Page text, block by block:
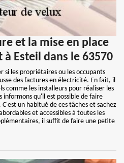
et la mise en place
Esteil dans le 63570
si les propriétaires ou les occupants
des factures en électricité. En fait, il
comme les installeurs pour réaliser les
informons qu'il est possible de faire
un habitué de ces tâches et sachez
et accessibles à toutes les
il suffit de faire une petite